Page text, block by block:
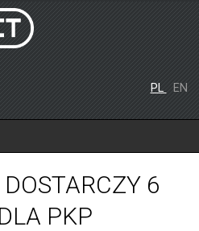
PL EN
6
PKP